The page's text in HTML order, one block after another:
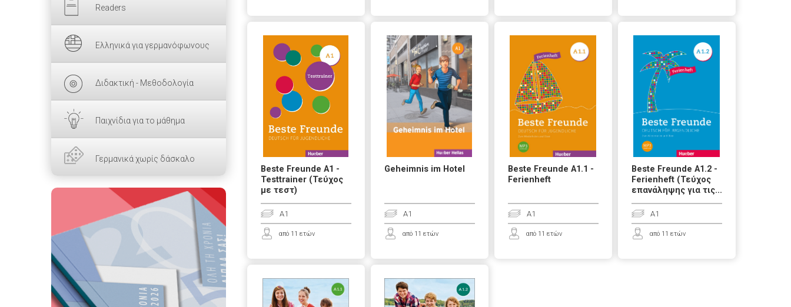
Readers
Ελληνικά για γερμανόφωνους
Διδακτική - Μεθοδολογία
Παιχνίδια για το μάθημα
Γερμανικά χωρίς δάσκαλο
Beste Freunde A1 -
Testtrainer (Τεύχος
με τεστ)
A1
από 11 ετών
Geheimnis im Hotel
A1
από 11 ετών
Beste Freunde A1.1 -
Ferienheft
A1
από 11 ετών
Beste Freunde A1.2 -
Ferienheft (Τεύχος
επανάληψης για τις...
A1
από 11 ετών